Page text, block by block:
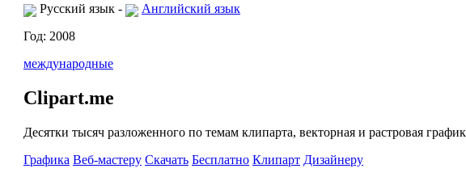
Русский язык -
Английский язык
Год: 2008
международные
Clipart.me
Десятки тысяч разложенного по темам клипарта, векторная и растровая
Графика Веб-мастеру Скачать Бесплатно Клипарт Дизайнеру